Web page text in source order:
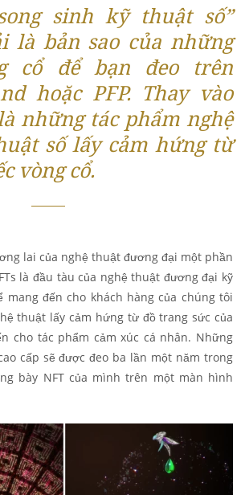
sinh kỹ thuật số”
là bản sao của những
cổ để bạn đeo trên
hoặc PFP. Thay vào
những tác phẩm nghệ
số lấy cảm hứng từ
vòng cổ.
lai của nghệ thuật đương đại một phần
là đầu tàu của nghệ thuật đương đại kỹ
mang đến cho khách hàng của chúng tôi
thuật lấy cảm hứng từ đồ trang sức của
cho tác phẩm cảm xúc cá nhân. Những
cấp sẽ được đeo ba lần một năm trong
bày NFT của mình trên một màn hình